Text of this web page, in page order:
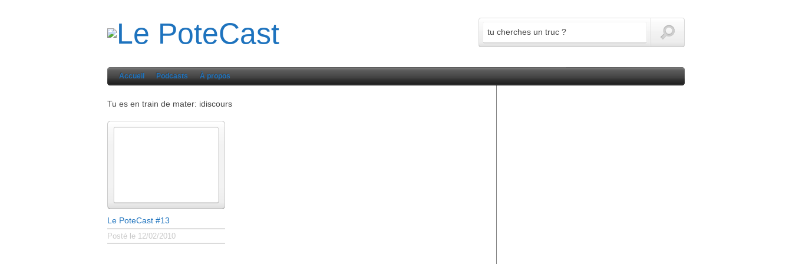
Accueil Podcasts À propos
Tu es en train de mater: idiscours
Le PoteCast #13
Posté le 12/02/2010